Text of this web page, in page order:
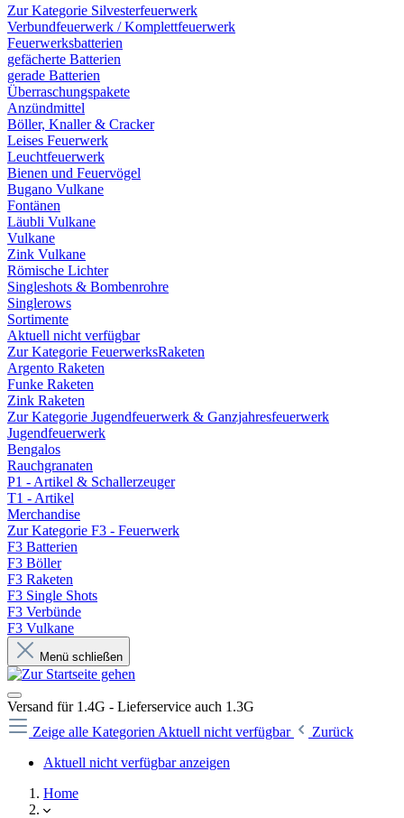
Zur Kategorie Silvesterfeuerwerk
Verbundfeuerwerk / Komplettfeuerwerk
Feuerwerksbatterien
gefächerte Batterien
gerade Batterien
Überraschungspakete
Anzündmittel
Böller, Knaller & Cracker
Leises Feuerwerk
Leuchtfeuerwerk
Bienen und Feuervögel
Bugano Vulkane
Fontänen
Läubli Vulkane
Vulkane
Zink Vulkane
Römische Lichter
Singleshots & Bombenrohre
Singlerows
Sortimente
Aktuell nicht verfügbar
Zur Kategorie FeuerwerksRaketen
Argento Raketen
Funke Raketen
Zink Raketen
Zur Kategorie Jugendfeuerwerk & Ganzjahresfeuerwerk
Jugendfeuerwerk
Bengalos
Rauchgranaten
P1 - Artikel & Schallerzeuger
T1 - Artikel
Merchandise
Zur Kategorie F3 - Feuerwerk
F3 Batterien
F3 Böller
F3 Raketen
F3 Single Shots
F3 Verbünde
F3 Vulkane
Menü schließen
Versand für 1.4G - Lieferservice auch 1.3G
Zeige alle Kategorien Aktuell nicht verfügbar
Zurück
Aktuell nicht verfügbar anzeigen
Home